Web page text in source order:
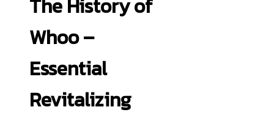
The History of
Whoo –
Essential
Revitalizing